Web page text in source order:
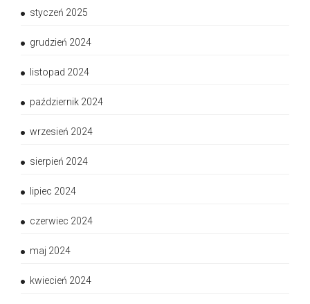
styczeń 2025
grudzień 2024
listopad 2024
październik 2024
wrzesień 2024
sierpień 2024
lipiec 2024
czerwiec 2024
maj 2024
kwiecień 2024